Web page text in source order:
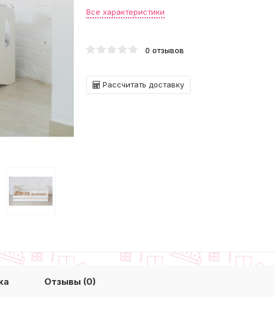
Все характеристики
0 отзывов
Рассчитать доставку
Отзывы (0)